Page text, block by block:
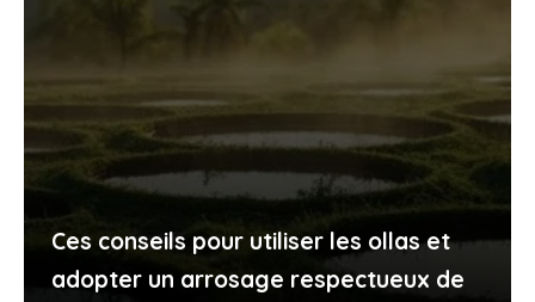
Ces conseils pour utiliser les ollas et
adopter un arrosage respectueux de